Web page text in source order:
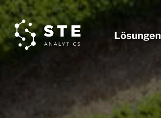
Lösungen